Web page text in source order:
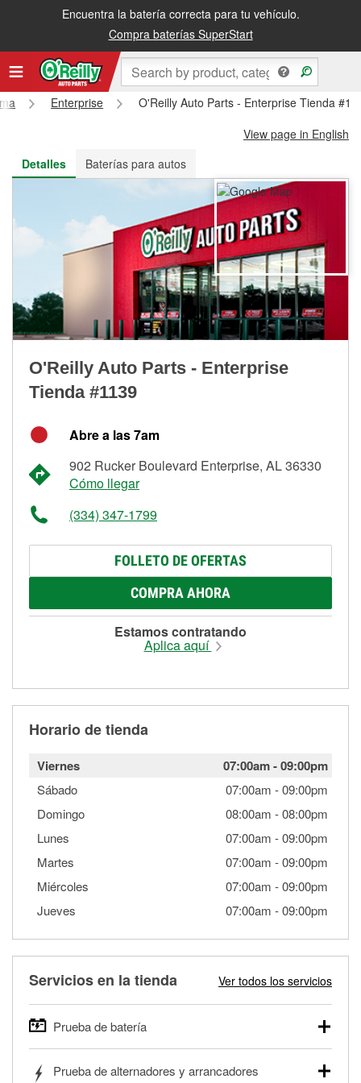
Encuentra la batería correcta para tu vehículo.
Compra baterías SuperStart
Recibe tu orden gratis al día siguiente o recógela en la tienda
Enterprise
O'Reilly Auto Parts - Enterprise Tienda
View page in English
Detalles
Baterías para autos
O'Reilly Auto Parts - Enterprise
Tienda #1139
Abre a las 7am
902 Rucker Boulevard Enterprise, AL 36330
Cómo llegar
(334) 347-1799
FOLLETO DE OFERTAS
COMPRA AHORA
Estamos contratando
Aplica aquí
Horario de tienda
Viernes 07:00am-09:00pm
Sábado 07:00am -09:00pm
Domingo
08:00am -08:00pm
Lunes
07:00am -09:00pm
Martes
07:00am -09:00pm
Miércoles
07:00am -09:00pm
Jueves
07:00am -09:00pm
Servicios en la tienda Ver todos los servicios
Prueba de batería
autos, camionetas, SUVs, vehículos comerciales y
Prueba de alternadores y arrancadores